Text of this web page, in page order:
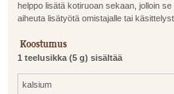
helppo lisätä kotiruoan sekaan, jolloin
aiheuta lisätyötä omistajalle tai
Koostumus
1 teelusikka (5 g) sisältää
kalsium